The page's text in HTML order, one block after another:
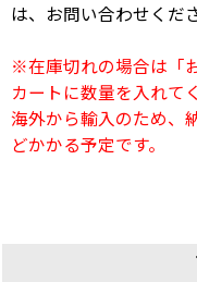
は、お問い合わせくだ
※在庫切れの場合は「
カートに数量を入れて
海外から輸入のため、
どかかる予定です。